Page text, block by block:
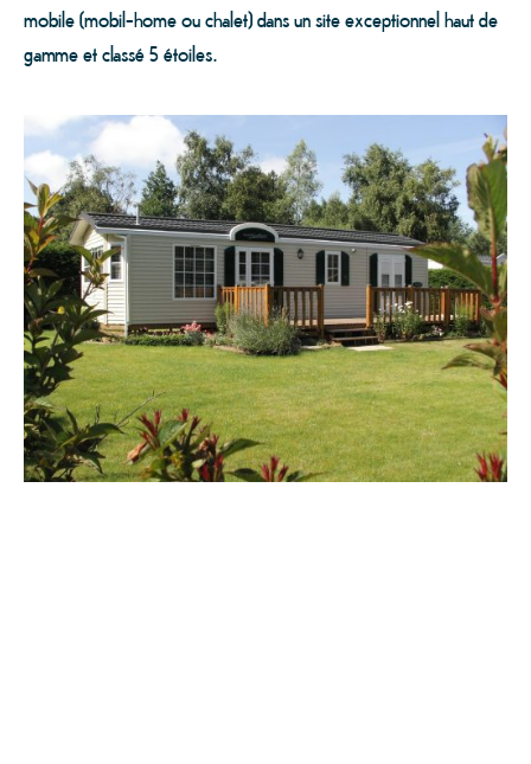
mobile (mobil-home ou chalet) dans un site exceptionnel haut de
gamme et classé 5 étoiles.